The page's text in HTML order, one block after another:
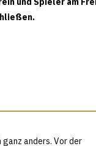
anders. Vor der